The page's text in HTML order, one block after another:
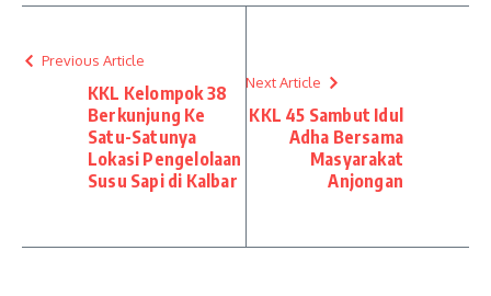
Previous Article
KKL Kelompok 38
Berkunjung Ke
Satu-Satunya
Lokasi Pengelolaan
Susu Sapi di Kalbar
Next Article
KKL 45 Sambut Idul
Adha Bersama
Masyarakat
Anjongan